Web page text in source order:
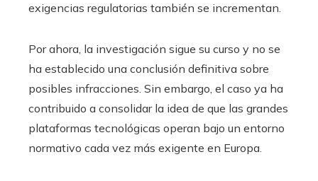
exigencias regulatorias también se incrementan.
Por ahora, la investigación sigue su curso y no se
ha establecido una conclusión definitiva sobre
posibles infracciones. Sin embargo, el caso ya ha
contribuido a consolidar la idea de que las grandes
plataformas tecnológicas operan bajo un entorno
normativo cada vez más exigente en Europa.